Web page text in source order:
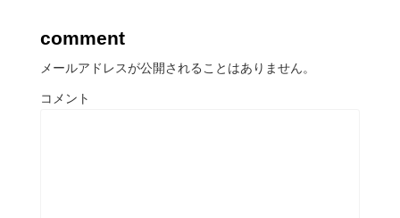
comment
メールアドレスが公開されることはありません。
コメント